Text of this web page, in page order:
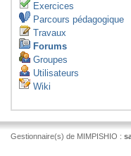
Exercices
Parcours pédagogique
Travaux
Forums
Groupes
Utilisateurs
Wiki
Gestionnaire(s) de MIMPISHIO :